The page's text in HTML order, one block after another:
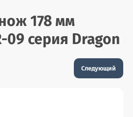
178 мм
09 серия Dragon
Следующий